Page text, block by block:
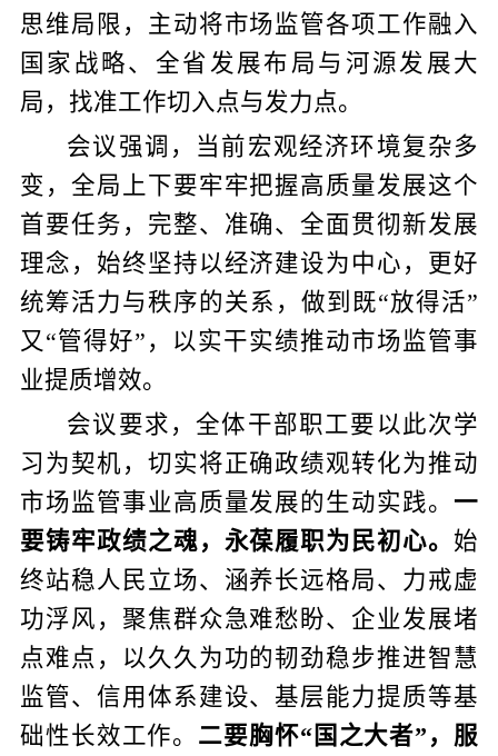
思维局限，主动将市场监管各项工作融入
国家战略、全省发展布局与河源发展大
局，找准工作切入点与发力点。
会议强调， 当前宏观经济环境复杂多
变， 全局上下要牢牢把握高质量发展这个
首要任务，完整、准确、全面贯彻新发展
理念，始终坚持以经济建设为中心，更好
统筹活力与秩序的关系，做到既“放得活”
又“管得好”，以实干实绩推动市场监管事
业提质增效。
会议要求，全体干部职工要以此次学
习为契机，切实将正确政绩观转化为推动
市场监管事业高质量发展的生动实践。 一
要铸牢政绩之魂，永葆履职为民初心。 始
终站稳人民立场、涵养长远格局、力戒虚
功浮风，聚焦群众急难愁盼、企业发展堵
点难点，以久久为功的韧劲稳步推进智慧
监管、信用体系建设、基层能力提质等基
础性长效工作。 二要胸怀“国之大者”，服